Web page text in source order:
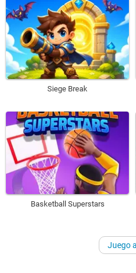
Siege Break
Basketball Superstars
Juego